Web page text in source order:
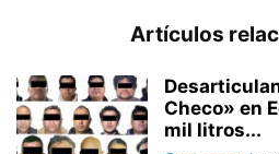
Artículos
Checo» en
mil litros...